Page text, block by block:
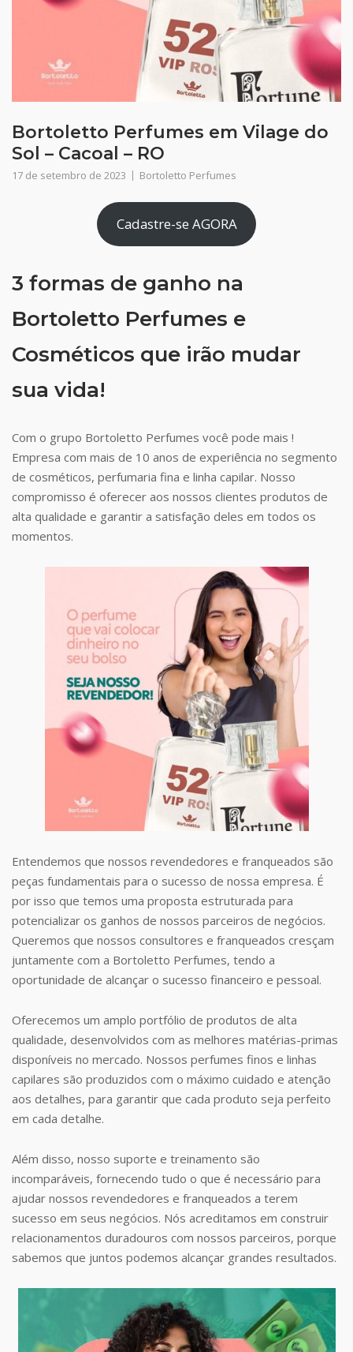
Bortoletto Perfumes em Vilage do
Sol – Cacoal – RO
17 de setembro de 2023 Bortoletto Perfumes
Cadastre-se AGORA
3 formas de ganho na
Bortoletto Perfumes e
Cosméticos que irão mudar
sua vida!
Com o grupo Bortoletto Perfumes você pode mais !
Empresa com mais de 10 anos de experiência no segmento
de cosméticos, perfumaria fina e linha capilar. Nosso
compromisso é oferecer aos nossos clientes produtos de
alta qualidade e garantir a satisfação deles em todos os
momentos.
Entendemos que nossos revendedores e franqueados são
peças fundamentais para o sucesso de nossa empresa. É
por isso que temos uma proposta estruturada para
potencializar os ganhos de nossos parceiros de negócios.
Queremos que nossos consultores e franqueados cresçam
juntamente com a Bortoletto Perfumes, tendo a
oportunidade de alcançar o sucesso financeiro e pessoal.
Oferecemos um amplo portfólio de produtos de alta
qualidade, desenvolvidos com as melhores matérias-primas
disponíveis no mercado. Nossos perfumes finos e linhas
capilares são produzidos com o máximo cuidado e atenção
aos detalhes, para garantir que cada produto seja perfeito
em cada detalhe.
Além disso, nosso suporte e treinamento são
incomparáveis, fornecendo tudo o que é necessário para
ajudar nossos revendedores e franqueados a terem
sucesso em seus negócios. Nós acreditamos em construir
relacionamentos duradouros com nossos parceiros, porque
sabemos que juntos podemos alcançar grandes resultados.